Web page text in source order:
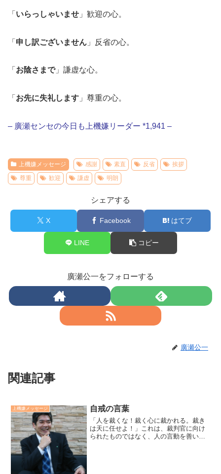
「 いらっしゃいませ 」歓迎の心。
「 申し訳ございません 」反省の心。
「 お陰さまで」謙虚な心。
「 お先に失礼します 」尊重の心。
– 廣瀬センセの今日も上機嫌リーダー *1,941 –
上機嫌メッセージ 感謝 素直 反省
挨拶
尊重
歓迎 謙虚 明朗
シェアする
X Facebook はてブ
LINE コピー
廣瀬公一をフォローする
廣瀬公一
関連記事
上機嫌メッセージ 自戒の言葉
「人を裁くな！裁く心に裁かれる。裁き
は天に任せよ！」これは、裁判官に向け
られたものではなく、人の言動を善い悪